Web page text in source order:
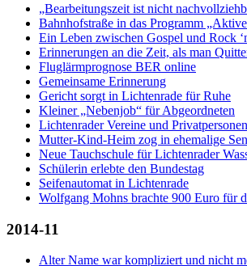
„Bearbeitungszeit ist nicht
Bahnhofstraße in das Programm
Ein Leben zwischen Gospel und Rock
Erinnerungen an die Zeit, als man
Fluglärmprognose BER online
Gemeinsame Erinnerung
Gericht sorgt in Lichtenrade für Ruhe
Kleiner „Nebenjob“ für Abgeordneten
Lichtenrader Vereine und
Mutter-Kind-Heim zog in ehemalige
Neue Tauchschule für Lichtenrader
Schülerin erlebte den Bundestag
Seifenautomat in Lichtenrade
Wolfgang Mohns brachte 900 Euro für
2014-11
Alter Name war kompliziert und nicht